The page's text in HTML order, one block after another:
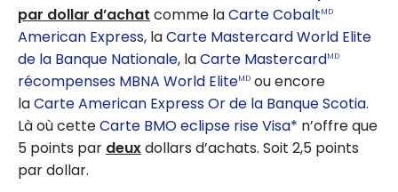
par dollar d’achat comme laCarte CobaltMD
American Express, laCarte Mastercard World Elite
de la Banque Nationale, laCarte MastercardMD
récompenses MBNA World EliteMD ou encore
laCarte American Express Or de la Banque Scotia.
Là où cetteCarte BMO eclipse rise Visa* n’offre que
5 points par deuxdollars d’achats. Soit 2,5 points
par dollar.